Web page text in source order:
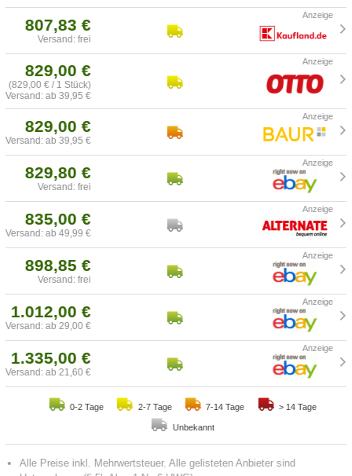
807,83 €
Versand: frei
829,00 €
(829,00 € / 1 Stück)
Versand: ab 39,95 €
829,00 €
Versand: ab 39,95 €
829,80 €
Versand: frei
835,00 €
Versand: ab 49,99 €
898,85 €
Versand: frei
1.012,00 €
Versand: ab 29,00 €
1.335,00 €
Versand: ab 21,60 €
0-2 Tage 2-7 Tage 7-14 Tage > 14 Tage
Unbekannt